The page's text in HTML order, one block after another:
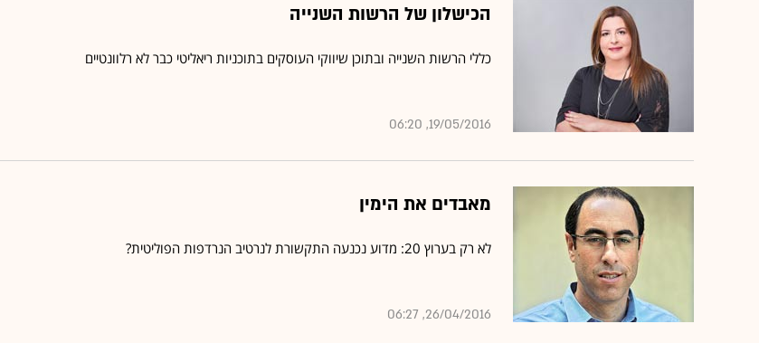
הכישלון של הרשות השנייה
כללי הרשות השנייה ובתוכן שיווקי העוסקים בתוכניות ריאליטי כבר לא רלוונטיים
19/05/2016, 06:20
מאבדים את הימין
לא רק בערוץ 20: מדוע נכנעה התקשורת לנרטיב הנרדפות הפוליטית?
26/04/2016, 06:27